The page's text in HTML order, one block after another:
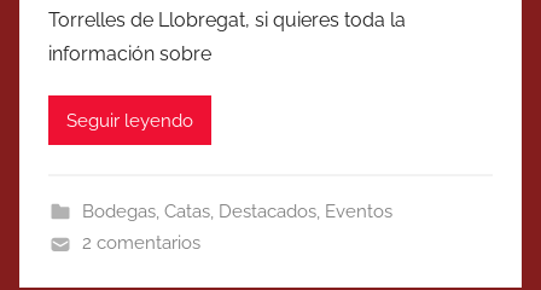
Torrelles de Llobregat, si quieres toda la
información sobre
Seguir leyendo
Bodegas, Catas, Destacados, Eventos
2 comentarios